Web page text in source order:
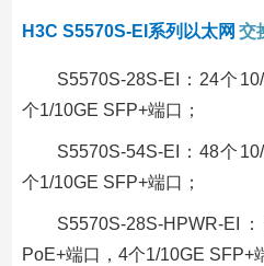
H3C S5570S-EI系列以太网 交
S5570S-28S-EI：24个
个1/10GE SFP+端口；
S5570S-54S-EI：48个
个1/10GE SFP+端口；
S5570S-28S-HPWR-EI
PoE+端口，4个1/10GE SFP+